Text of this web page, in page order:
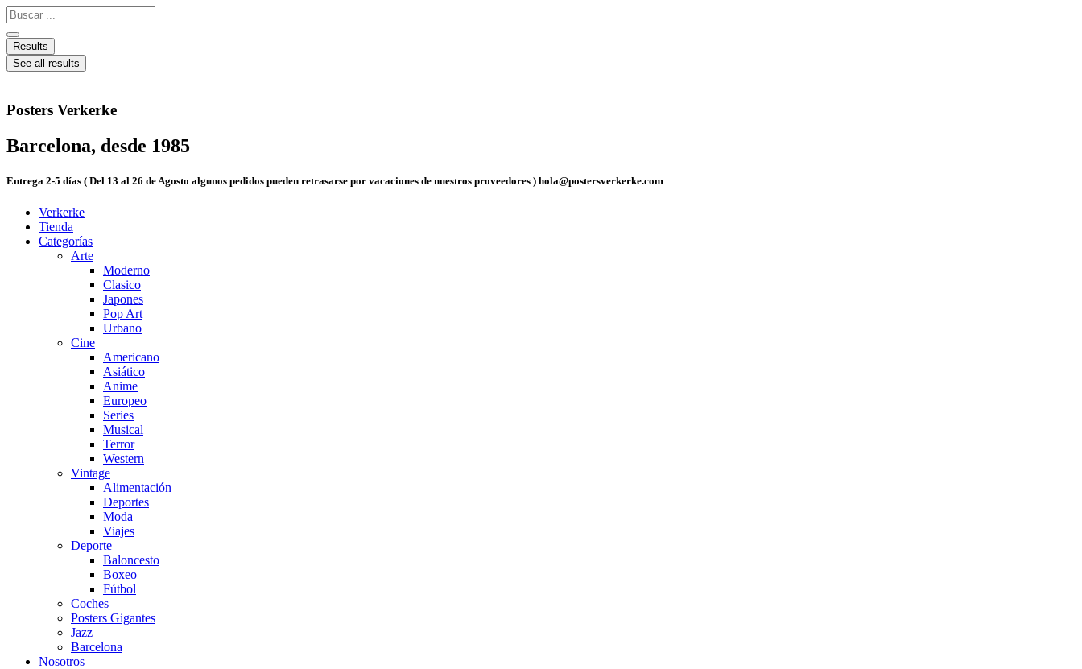
Ir
al
contenido
Search
...
Results
See all results
Posters Verkerke
Barcelona, desde 1985
Entrega 2-5 días ( Del 13 al 26 de Agosto algunos pedidos pueden retrasarse por vacaciones de nuestros proveedores ) hola@postersverkerke.com
Verkerke
Tienda
Categorías
Arte
Moderno
Clasico
Japones
Pop Art
Urbano
Cine
Americano
Asiático
Anime
Europeo
Series
Musical
Terror
Western
Vintage
Alimentación
Deportes
Moda
Viajes
Deporte
Baloncesto
Boxeo
Fútbol
Coches
Posters Gigantes
Jazz
Barcelona
Nosotros